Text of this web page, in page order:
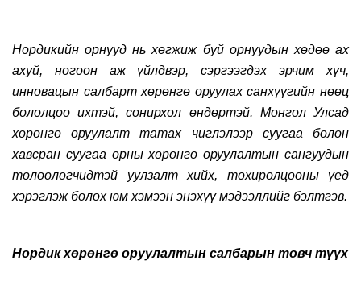
Нордикийн орнууд нь хөгжиж буй орнуудын хөдөө ах
ахуй, ногоон аж үйлдвэр, сэргээгдэх эрчим хүч,
инновацын салбарт хөрөнгө оруулах санхүүгийн нөөц
бололцоо ихтэй, сонирхол өндөртэй. Монгол Улсад
хөрөнгө оруулалт татах чиглэлээр суугаа болон
хавсран суугаа орны хөрөнгө оруулалтын сангуудын
төлөөлөгчидтэй уулзалт хийх, тохиролцооны үед
хэрэглэж болох юм хэмээн энэхүү мэдээллийг бэлтгэв.
Нордик хөрөнгө оруулалтын салбарын товч түүх